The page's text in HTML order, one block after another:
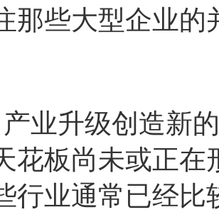
那些大型企业的
业升级创造新
花板尚未或正在
行业通常已经比